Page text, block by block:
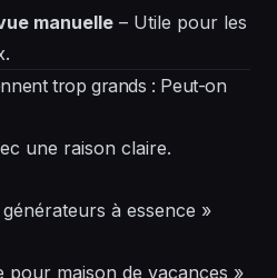
manuelle – Utile pour les
trop grands : Peut-on
une raison claire.
à essence »
pour maison de vacances »